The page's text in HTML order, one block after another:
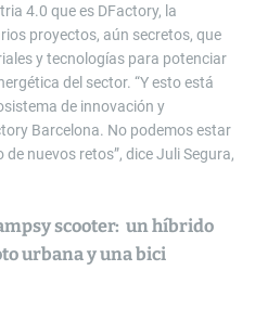
4.0 que es DFactory, la
proyectos, aún secretos, que
y tecnologías para potenciar
del sector. “Y esto está
de innovación y
Barcelona. No podemos estar
nuevos retos”, dice Juli Segura,
scooter: un híbrido
urbana y una bici